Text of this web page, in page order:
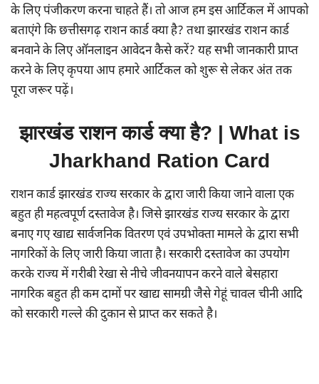
के लिए पंजीकरण करना चाहते हैं। तो आज हम इस आर्टिकल में आपको
बताएंगे कि छत्तीसगढ़ राशन कार्ड क्या है? तथा झारखंड राशन कार्ड
बनवाने के लिए ऑनलाइन आवेदन कैसे करें? यह सभी जानकारी प्राप्त
करने के लिए कृपया आप हमारे आर्टिकल को शुरू से लेकर अंत तक
पूरा जरूर पढ़ें।
झारखंड राशन कार्ड क्या है? | What is
Jharkhand Ration Card
राशन कार्ड झारखंड राज्य सरकार के द्वारा जारी किया जाने वाला एक
बहुत ही महत्वपूर्ण दस्तावेज है। जिसे झारखंड राज्य सरकार के द्वारा
बनाए गए खाद्य सार्वजनिक वितरण एवं उपभोक्ता मामले के द्वारा सभी
नागरिकों के लिए जारी किया जाता है। सरकारी दस्तावेज का उपयोग
करके राज्य में गरीबी रेखा से नीचे जीवनयापन करने वाले बेसहारा
नागरिक बहुत ही कम दामों पर खाद्य सामग्री जैसे गेहूं चावल चीनी आदि
को सरकारी गल्ले की दुकान से प्राप्त कर सकते है।